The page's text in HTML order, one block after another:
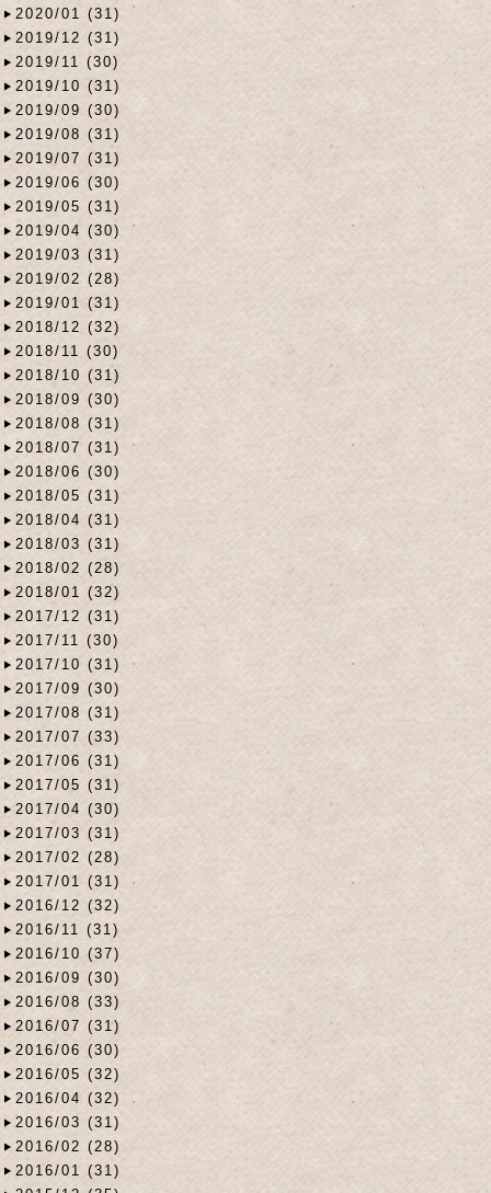
2020/01 (31)
2019/12 (31)
2019/11 (30)
2019/10 (31)
2019/09 (30)
2019/08 (31)
2019/07 (31)
2019/06 (30)
2019/05 (31)
2019/04 (30)
2019/03 (31)
2019/02 (28)
2019/01 (31)
2018/12 (32)
2018/11 (30)
2018/10 (31)
2018/09 (30)
2018/08 (31)
2018/07 (31)
2018/06 (30)
2018/05 (31)
2018/04 (31)
2018/03 (31)
2018/02 (28)
2018/01 (32)
2017/12 (31)
2017/11 (30)
2017/10 (31)
2017/09 (30)
2017/08 (31)
2017/07 (33)
2017/06 (31)
2017/05 (31)
2017/04 (30)
2017/03 (31)
2017/02 (28)
2017/01 (31)
2016/12 (32)
2016/11 (31)
2016/10 (37)
2016/09 (30)
2016/08 (33)
2016/07 (31)
2016/06 (30)
2016/05 (32)
2016/04 (32)
2016/03 (31)
2016/02 (28)
2016/01 (31)